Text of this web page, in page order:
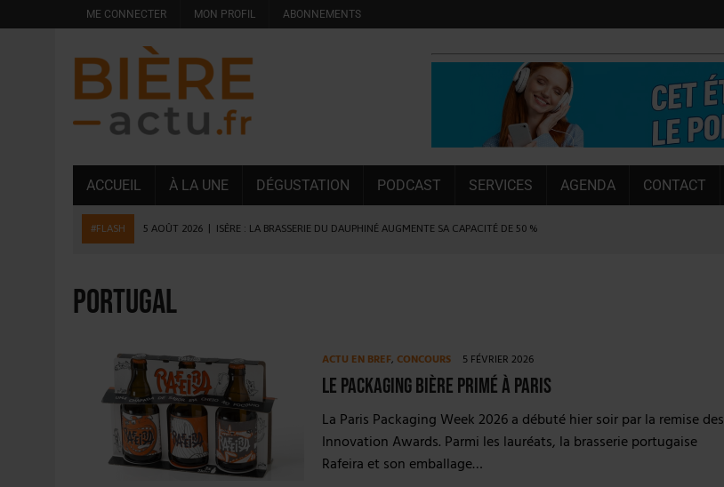
ME CONNECTER MON PROFIL ABONNEMENTS
ACCUEIL À LA UNE DÉGUSTATION PODCAST SERVICES AGENDA CONTACT
#FLASH 5 AOÛT 2026 ISÈRE : LA BRASSERIE DU DAUPHINÉ AUGMENTE SA CAPACITÉ DE 50 %
4 AOÛT 2026 | LA GÉNÉRATION Z ET LA MODÉRATION RÉINVENTENT LE MARCHÉ [ÉTUDE]
3 AOÛT 2026 CONSOMMATION : LA VISION DU GROUPE ANTHONY MARTIN
31 JUILLET 2026 | JUIN EN CHR : LA BIÈRE RESTE EN TÊTE, POURSUIVIE PAR LES NO/LOW [ÉTUDE]
30 JUILLET 2026 | EMBALLAGE DURABLE : LE BOOM DE LA BOUTEILLE ALUMINIUM
5 AOÛT 2026 HEINEKEN A SUPPRIMÉ 3 000 POSTES AU PREMIER SEMESTRE
Portugal
ACTU EN BREF, CONCOURS 5 FÉVRIER 2026
Le packaging bière primé à Paris
La Paris Packaging Week 2026 a débuté hier soir par la remise des
Innovation Awards. Parmi les lauréats, la brasserie portugaise
Rafeira et son emballage…